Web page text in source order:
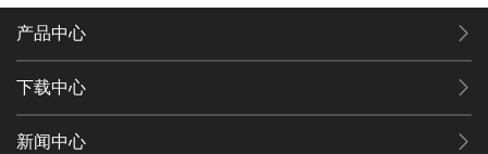
产品中心
下载中心
新闻中心